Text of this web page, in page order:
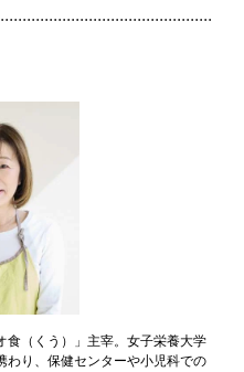
食（くう）」主宰。女子栄養大学
わり、保健センターや小児科での